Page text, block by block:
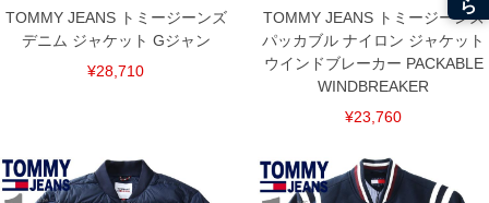
TOMMY JEANS トミージーンズ
デニム ジャケット Gジャン
¥28,710
TOMMY JEANS トミージーンズ
パッカブル ナイロン ジャケット
ウインドブレーカー PACKABLE
WINDBREAKER
¥23,760